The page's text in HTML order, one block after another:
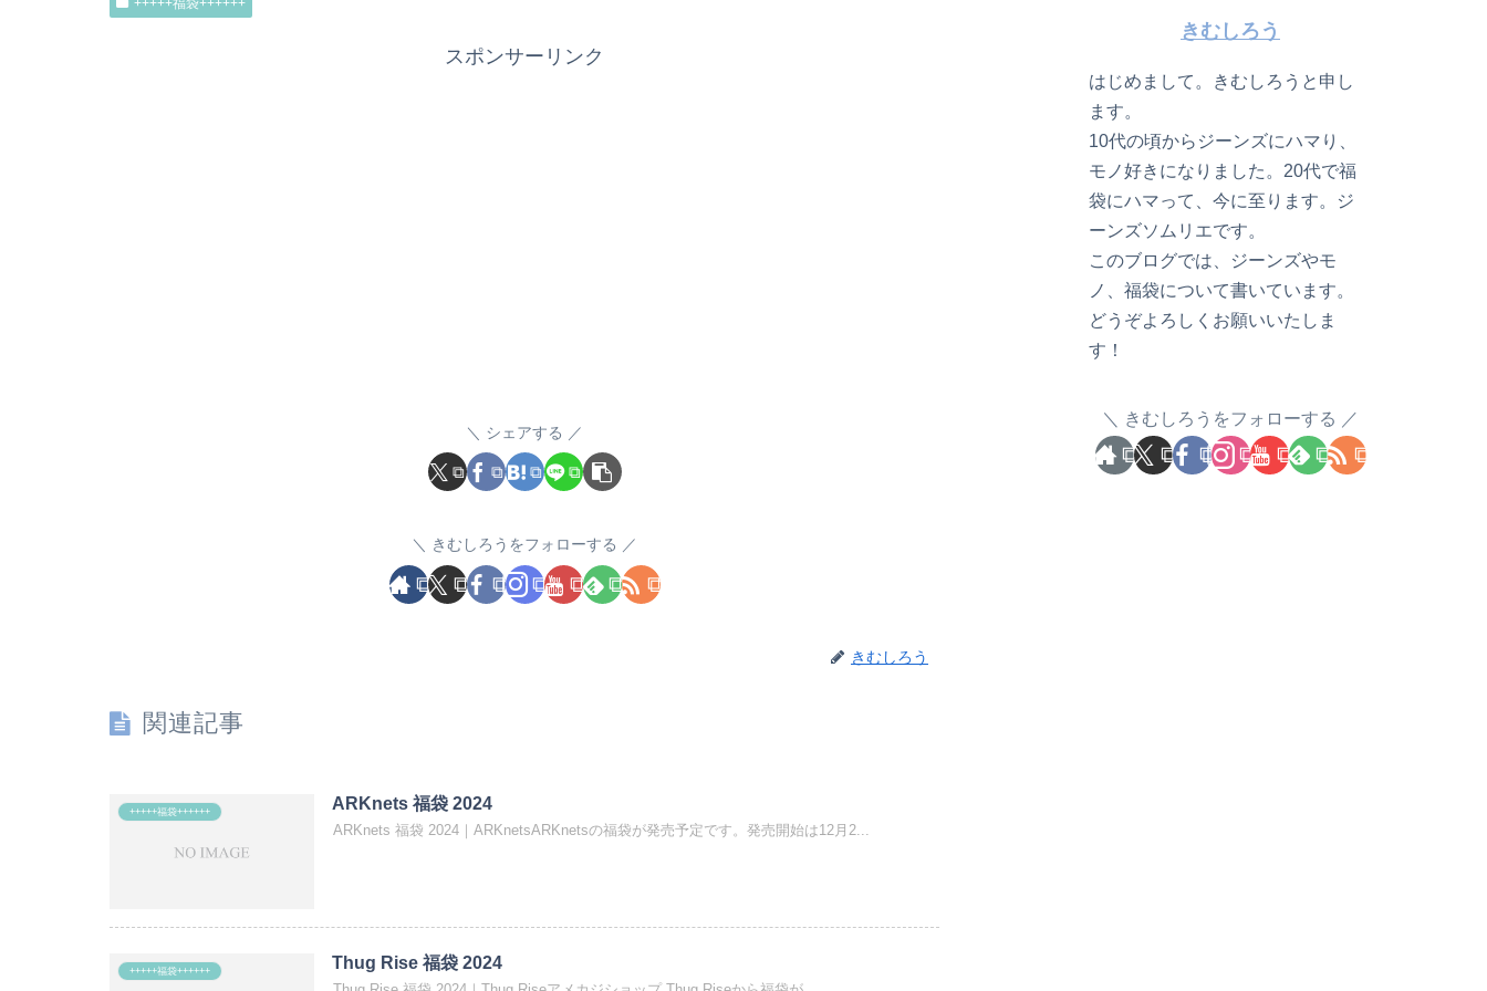
スポンサーリンク
シェアする
きむしろうをフォローする
きむしろう
関連記事
+++++福袋++++++ ARKnets 福袋 2024
ARKnets 福袋 2024｜ARKnetsARKnetsの福袋が発売予定です。発売開始は12月2...
+++++福袋++++++ Thug Rise 福袋 2024
きむしろう
はじめまして。きむしろうと申し
ます。
10代の頃からジーンズにハマり、
モノ好きになりました。20代で福
袋にハマって、今に至ります。ジ
ーンズソムリエです。
このブログでは、ジーンズやモ
ノ、福袋について書いています。
どうぞよろしくお願いいたしま
す！
きむしろうをフォローする